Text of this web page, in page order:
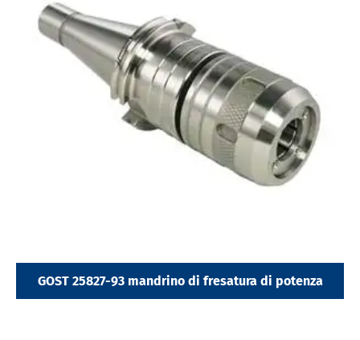
GOST 25827-93 mandrino di fresatura di potenza